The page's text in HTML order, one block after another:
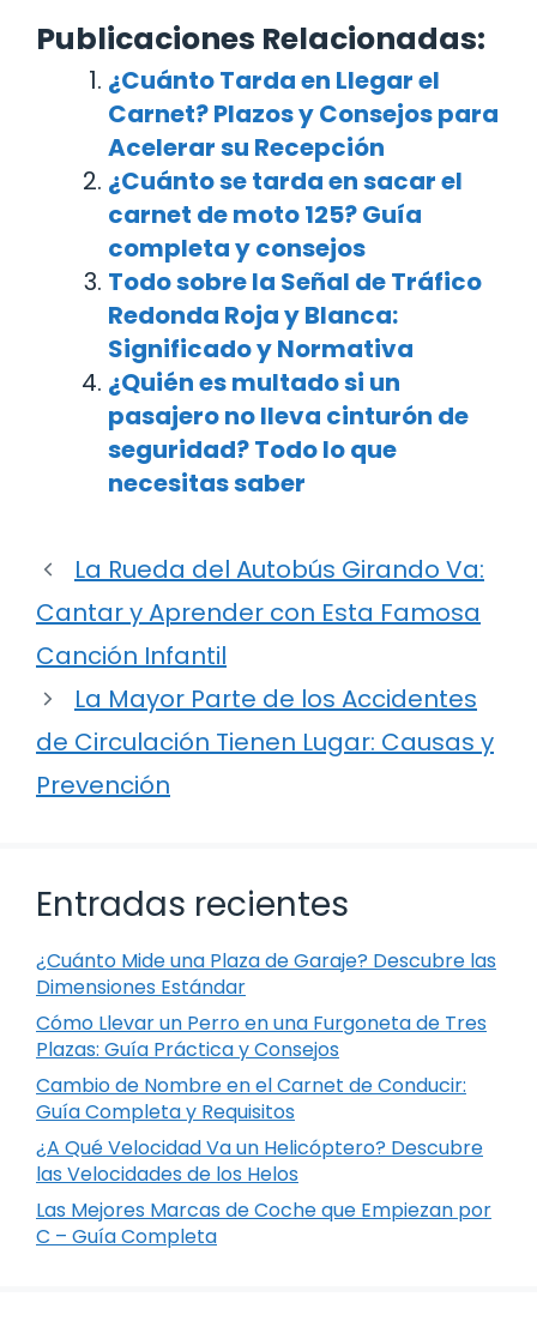
Publicaciones Relacionadas:
¿Cuánto Tarda en Llegar el
Carnet? Plazos y Consejos para
Acelerar su Recepción
¿Cuánto se tarda en sacar el
carnet de moto 125? Guía
completa y consejos
Todo sobre la Señal de Tráfico
Redonda Roja y Blanca:
Significado y Normativa
¿Quién es multado si un
pasajero no lleva cinturón de
seguridad? Todo lo que
necesitas saber
La Rueda del Autobús Girando Va:
Cantar y Aprender con Esta Famosa
Canción Infantil
La Mayor Parte de los Accidentes
de Circulación Tienen Lugar: Causas y
Prevención
Entradas recientes
¿Cuánto Mide una Plaza de Garaje? Descubre las
Dimensiones Estándar
Cómo Llevar un Perro en una Furgoneta de Tres
Plazas: Guía Práctica y Consejos
Cambio de Nombre en el Carnet de Conducir:
Guía Completa y Requisitos
¿A Qué Velocidad Va un Helicóptero? Descubre
las Velocidades de los Helos
Las Mejores Marcas de Coche que Empiezan por
C – Guía Completa